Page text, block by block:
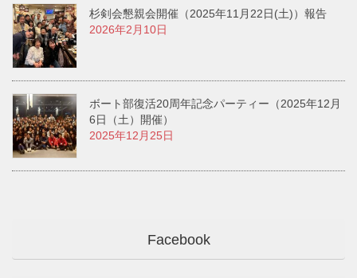
杉剣会懇親会開催（2025年11月22日(土)）報告
2026年2月10日
ボート部復活20周年記念パーティー（2025年12月
6日（土）開催）
2025年12月25日
Facebook